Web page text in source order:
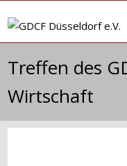
Inhalt
Treffen des
Wirtschaft